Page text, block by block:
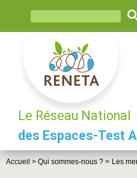
Le Réseau National
des Espaces-Test
Accueil > Qui sommes-nous ? > Les